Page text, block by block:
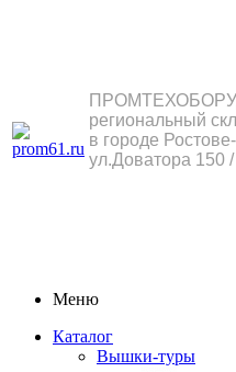
региональный
в городе
ул.Доватора 150
Меню
Каталог
Вышки-туры